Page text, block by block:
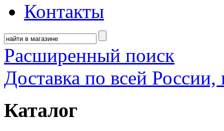
Контакты
Расширенный поиск
Доставка по всей России,
Каталог